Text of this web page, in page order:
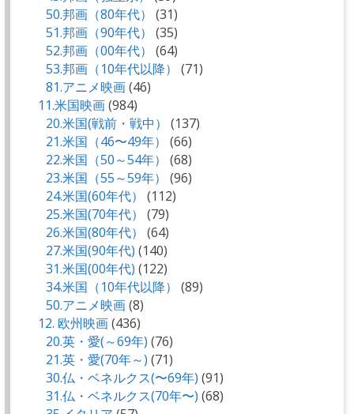
50.邦画（80年代）
(31)
51.邦画（90年代）
(35)
52.邦画（00年代）
(64)
53.邦画（10年代以降）
(71)
81.アニメ映画(46)
11.米国映画(984)
20.米国(戦前・戦中）
(137)
21.米国（46〜49年）
(66)
22.米国（50～54年）
(68)
23.米国（55～59年）
(96)
24.米国(60年代）
(112)
25.米国(70年代）
(79)
26.米国(80年代）
(64)
27.米国(90年代) (140)
31.米国(00年代) (122)
34.米国（10年代以降）
(89)
50.アニメ映画(8)
12. 欧州映画(436)
20.英・愛(～69年) (76)
21.英・愛(70年～) (71)
30.仏・ベネルクス(〜69年) (91)
31.仏・ベネルクス(70年〜) (68)